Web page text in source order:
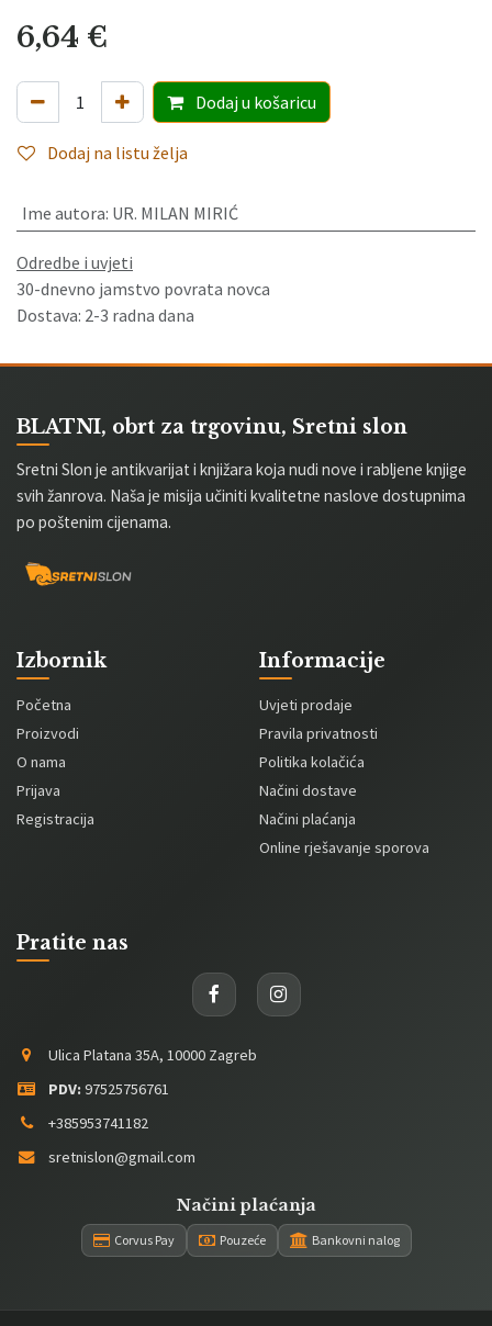
6,64 €
Dodaju košaricu
Dodaj na listu želja
Ime autora: UR. MILAN MIRIĆ
Odredbe i uvjeti
30-dnevno jamstvo povrata novca
Dostava: 2-3 radna dana
BLATNI, obrt za trgovinu, Sretni slon
Sretni Slon je antikvarijat i knjižara koja nudi nove i rabljene knjige
svih žanrova. Naša je misija učiniti kvalitetne naslove dostupnima
po poštenim cijenama.
Izbornik
Početna
Proizvodi
O nama
Prijava
Registracija
Informacije
Uvjeti prodaje
Pravila privatnosti
Politika kolačića
Načini dostave
Načini plaćanja
Online rješavanje sporova
Pratite nas
Ulica Platana 35A, 10000 Zagreb
PDV: 97525756761
+385953741182
sretnislon@gmail.com
Načini plaćanja
Corvus Pay Pouzeće Bankovni nalog